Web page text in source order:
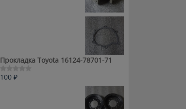
Прокладка Toyota 16124-78701-71
Оценка
100 ₽